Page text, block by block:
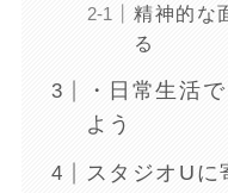
精神的な
る
・日常生活
よう
スタジオUに